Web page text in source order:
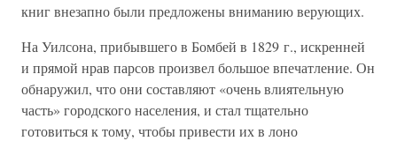
книг внезапно были предложены вниманию верующих.
На Уилсона, прибывшего в Бомбей в 1829 г., искренней
и прямой нрав парсов произвел большое впечатление. Он
обнаружил, что они составляют «очень влиятельную
часть» городского населения, и стал тщательно
готовиться к тому, чтобы привести их в лоно